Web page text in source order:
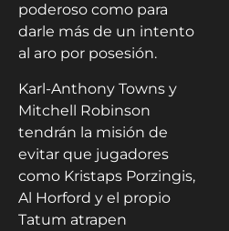
poderoso como para
darle más de un intento
al aro por posesión.
Karl-Anthony Towns y
Mitchell Robinson
tendrán la misión de
evitar que jugadores
como Kristaps Porzingis,
Al Horford y el propio
Tatum atrapen